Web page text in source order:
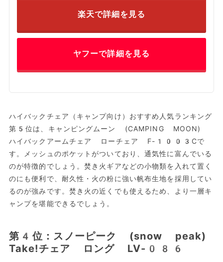
楽天で詳細を見る
ヤフーで詳細を見る
ハイバックチェア（キャンプ向け）おすすめ人気ランキング
第5位は、キャンピングムーン (CAMPING MOON)
ハイバックアームチェア ローチェア F-1003Cで
す。メッシュのポケットがついており、通気性に富んでいる
のが特徴的でしょう。焚き火ギアなどの小物類を入れて置く
のにも便利で、耐久性・火の粉に強い帆布生地を採用してい
るのが強みです。焚き火の近くでも使えるため、より一層キ
ャンプを堪能できるでしょう。
第4位：スノーピーク (snow peak)
Take!チェア ロング LV-086